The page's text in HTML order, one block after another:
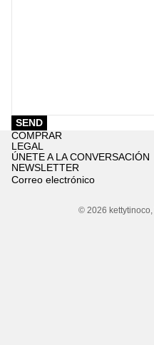
SEND
COMPRAR
LEGAL
ÚNETE A LA CONVERSACIÓN
NEWSLETTER
Correo electrónico
© 2026 kettytinoco,